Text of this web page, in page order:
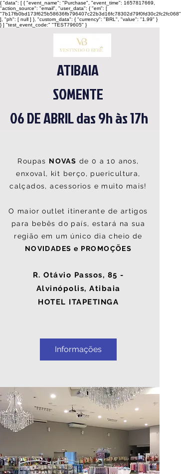
{ "data": [ { "event_name": "Purchase", "event_time": 1657817669,
"action_source": "email", "user_data": { "em": [
"7b17fb0bd173f625b58636fb796407c22b3d16fc78302d79f0fd30c2fc2fc068"
], "ph": [ null ] }, "custom_data": { "currency": "BRL", "value": "1.99" }
} ] "test_event_code:" "TEST79605" }
ATIBAIA
SOMENTE
06 DE ABRIL das 9h às 17h
Roupas NOVAS de 0 a 10 anos,
enxoval, kit berço, puericultura,
calçados, acessorios e muito mais!
O maior outlet itinerante de artigos
para bebês do país, estará na sua
região em um único dia cheio de
NOVIDADES e PROMOÇÕES
R. Otávio Passos, 85 -
Alvinópolis, Atibaia
HOTEL ITAPETINGA
Informações